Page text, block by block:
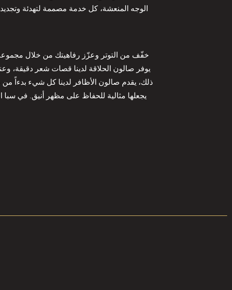
الوجه المنعشة، كل خدمة مصممة لتهدئة وتجديد
خفّف من التوتر وعزّز رفاهيتك من خلال مجموعة
يوفر صالون الحلاقة لدينا قصات شعر دقيقة،
ذلك، يقدم صالون الأظافر لدينا كل شيء بدءاً من
يجعلها مثالية للحفاظ على مظهر أنيق. في سبا